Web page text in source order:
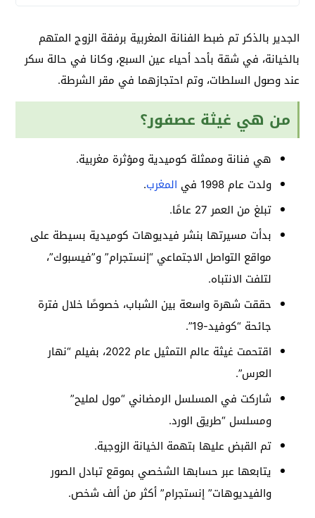
الجدير بالذكر تم ضبط الفنانة المغربية برفقة الزوج المتهم
بالخيانة، في شقة بأحد أحياء عين السبع، وكانا في حالة سكر
عند وصول السلطات، وتم احتجازهما في مقر الشرطة.
من هي غيثة عصفور؟
هي فنانة وممثلة كوميدية ومؤثرة مغربية.
ولدت عام 1998 في
المغرب.
تبلغ من العمر 27 عامًا.
بدأت مسيرتها بنشر فيديوهات كوميدية بسيطة على
مواقع التواصل الاجتماعي “إنستجرام” و”فيسبوك”،
لتلفت الانتباه.
حققت شهرة واسعة بين الشباب، خصوصًا خلال فترة
جائحة “كوفيد-19”.
اقتحمت غيثة عالم التمثيل عام 2022، بفيلم “نهار
العرس”.
شاركت في المسلسل الرمضاني “مول لمليح”
ومسلسل “طريق الورد.
تم القبض عليها بتهمة الخيانة الزوجية.
يتابعها عبر حسابها الشخصي بموقع تبادل الصور
والفيديوهات” إنستجرام” أكثر من ألف شخص.